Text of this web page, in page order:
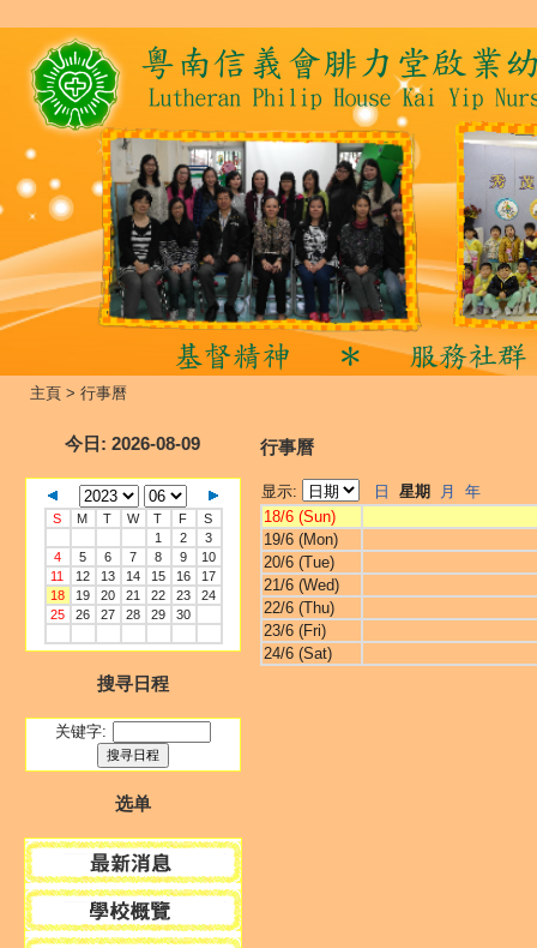
主頁 > 行事曆
今日 : 2026-08-09
S M T W T F
S
1
2
3
4
5 6 7 8 9
10
11
12 13 14 15 16
17
18
19 20 21 22 23
24
25
26 27 28 29 30
搜寻日程
关键字:
选单
行事曆
显示: 日 星期 月
年
18/6 (Sun)
19/6 (Mon)
20/6 (Tue)
21/6 (Wed)
22/6 (Thu)
23/6 (Fri)
24/6 (Sat)